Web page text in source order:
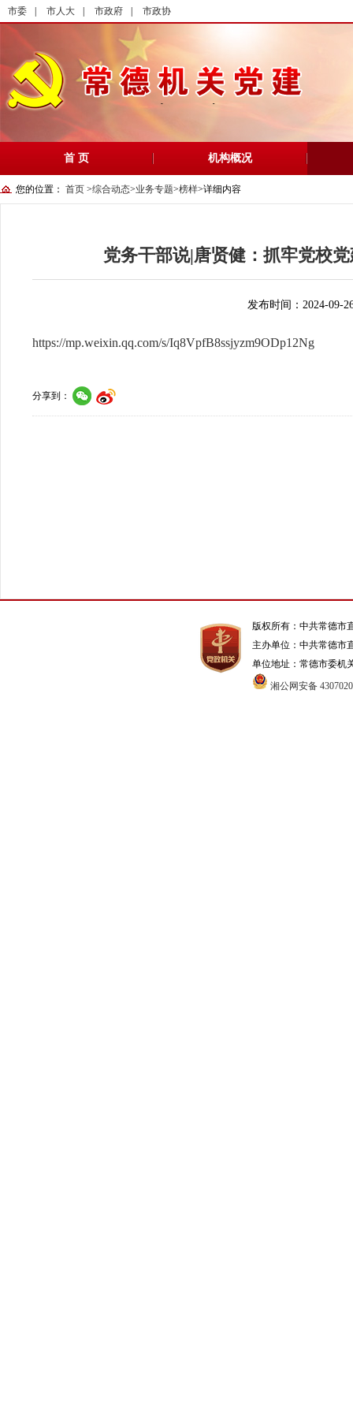
市委 市人大 市政府 市政协
首 页 机构概况
您的位置： 首页 >综合动态>业务专题>榜样>详细内容
党务干部说|唐贤健：抓牢党校
发布时间：2024-09-
https://mp.weixin.qq.com/s/Iq8VpfB8ssjyzm9ODp12Ng
分享到：
版权所有：中共常德市
主办单位：中共常德市
单位地址：常德市委机
湘公网安备